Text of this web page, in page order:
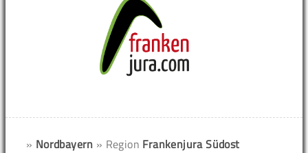
» Nordbayern » Region Frankenjura Südost